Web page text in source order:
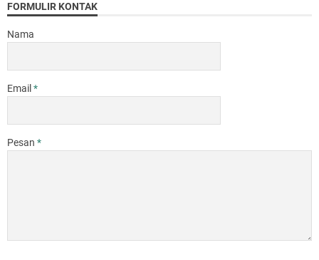
FORMULIR KONTAK
Nama
Email *
Pesan *